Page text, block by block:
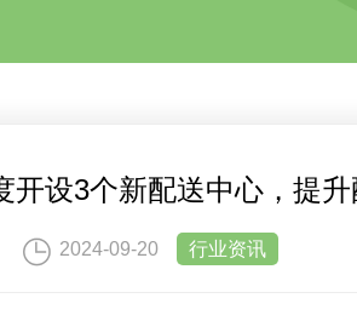
开设3个新配送中心，提升
2024-09-20 行业资讯